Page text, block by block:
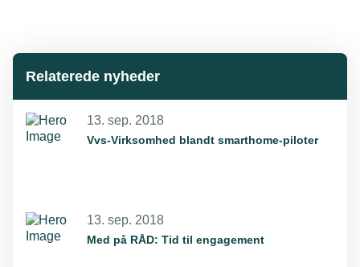
Relaterede nyheder
13. sep. 2018
Vvs-Virksomhed blandt smarthome-piloter
13. sep. 2018
Med på RÅD: Tid til engagement